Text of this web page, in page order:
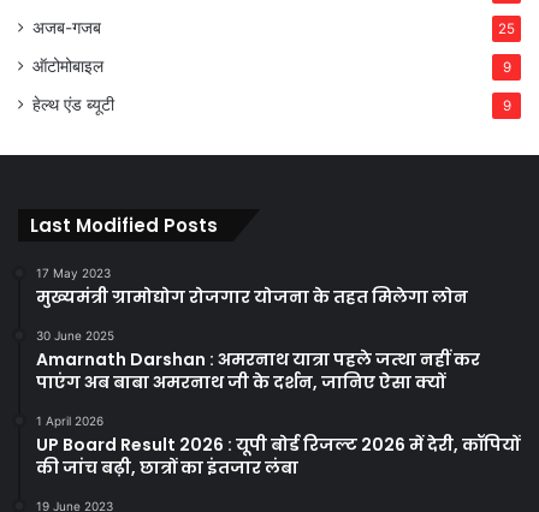
अजब-गजब 25
ऑटोमोबाइल 9
हेल्थ एंड ब्यूटी 9
Last Modified Posts
17 May 2023
मुख्यमंत्री ग्रामोद्योग रोजगार योजना के तहत मिलेगा लोन
30 June 2025
Amarnath Darshan : अमरनाथ यात्रा पहले जत्था नहीं कर
पाएंग अब बाबा अमरनाथ जी के दर्शन, जानिए ऐसा क्यों
1 April 2026
UP Board Result 2026 : यूपी बोर्ड रिजल्ट 2026 में देरी, कॉपियों
की जांच बढ़ी, छात्रों का इंतजार लंबा
19 June 2023